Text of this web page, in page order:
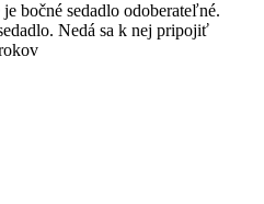
bočné sedadlo odoberateľné.
Nedá sa k nej pripojiť